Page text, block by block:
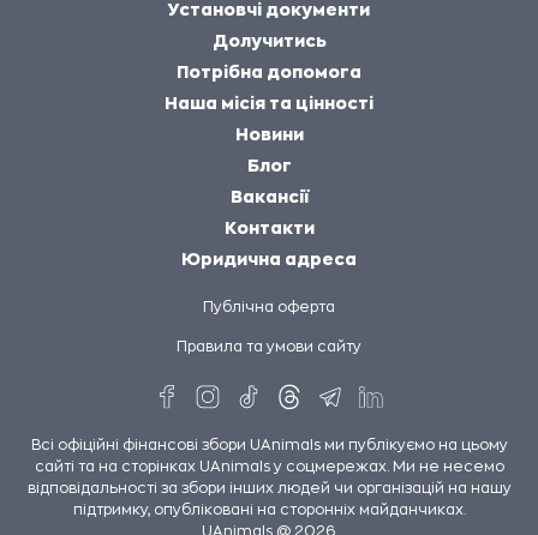
Установчі документи
Долучитись
Потрібна допомога
Наша місія та цінності
Новини
Блог
Вакансії
Контакти
Юридична адреса
Публічна оферта
Правила та умови сайту
Всі офіційні фінансові збори UAnimals ми публікуємо на цьому
сайті та на сторінках UAnimals у соцмережах. Ми не несемо
відповідальності за збори інших людей чи організацій на нашу
підтримку, опубліковані на сторонніх майданчиках.
UAnimals @ 2026